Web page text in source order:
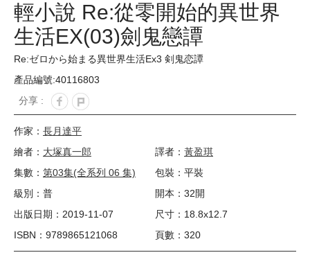
輕小說 Re:從零開始的異世界
生活EX(03)劍鬼戀譚
Re:ゼロから始まる異世界生活Ex3 剣鬼恋譚
產品編號:40116803
分享 :
作家： 長月達平
繪者： 大塚真一郎 譯者： 黃盈琪
集數： 第03集(全系列 06 集)
包裝：平裝
級別：普
開本：32開
出版日期：2019-11-07
尺寸：18.8x12.7
ISBN：9789865121068
頁數：320